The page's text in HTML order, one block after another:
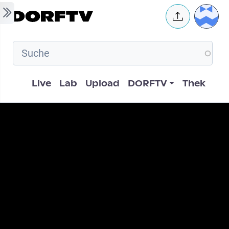
Skip to main content User
Hauptnavigation
Live Lab Upload DORFTV Thek